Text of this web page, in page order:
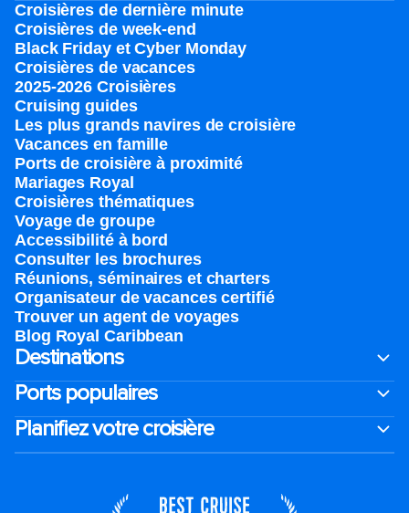
Croisières de dernière minute
Croisières de week-end
Black Friday et Cyber Monday
Croisières de vacances
2025-2026 Croisières
Cruising guides
Les plus grands navires de croisière
Vacances en famille
Ports de croisière à proximité
Mariages Royal
Croisières thématiques
Voyage de groupe​
Accessibilité à bord​
Consulter les brochures
Réunions, séminaires et charters
Organisateur de vacances certifié
Trouver un agent de voyages
Blog Royal Caribbean
Destinations
Ports populaires
Planifiez votre croisière